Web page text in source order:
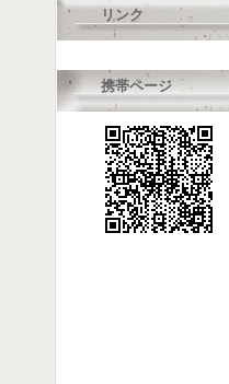
リンク
携帯ページ